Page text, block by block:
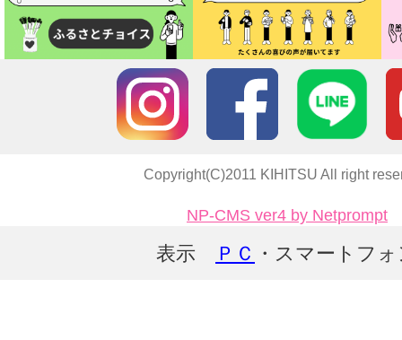
Copyright(C)2011 KIHITSU All right
NP-CMS ver4 by Netprompt
表示 ＰＣ ・スマートフ